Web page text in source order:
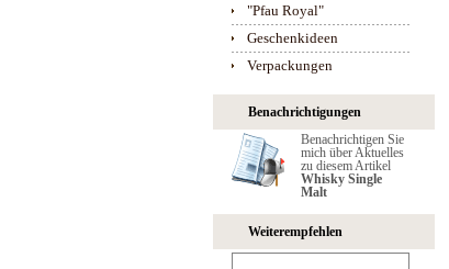
"Pfau Royal"
Geschenkideen
Verpackungen
Benachrichtigungen
Benachrichtigen Sie
mich über Aktuelles
zu diesem Artikel
Whisky Single
Malt
Weiterempfehlen